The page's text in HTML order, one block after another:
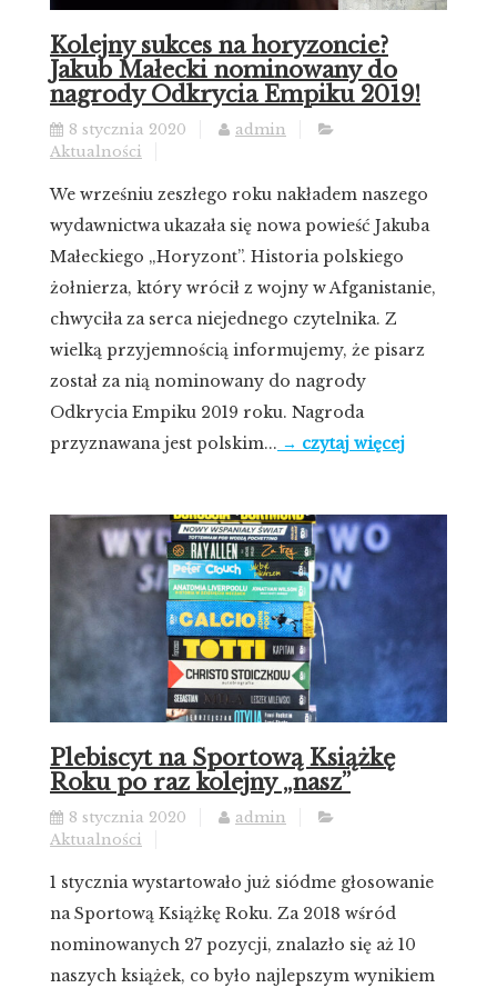
Kolejny sukces na horyzoncie?
Jakub Małecki nominowany do
nagrody Odkrycia Empiku 2019!
8 stycznia 2020
admin
Aktualności
We wrześniu zeszłego roku nakładem naszego
wydawnictwa ukazała się nowa powieść Jakuba
Małeckiego „Horyzont”. Historia polskiego
żołnierza, który wrócił z wojny w Afganistanie,
chwyciła za serca niejednego czytelnika. Z
wielką przyjemnością informujemy, że pisarz
został za nią nominowany do nagrody
Odkrycia Empiku 2019 roku. Nagroda
przyznawana jest polskim... → czytaj więcej
Plebiscyt na Sportową Książkę
Roku po raz kolejny „nasz”
8 stycznia 2020
admin
Aktualności
1 stycznia wystartowało już siódme głosowanie
na Sportową Książkę Roku. Za 2018 wśród
nominowanych 27 pozycji, znalazło się aż 10
naszych książek, co było najlepszym wynikiem